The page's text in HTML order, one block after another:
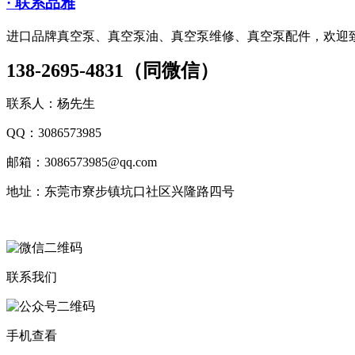
进口品牌真空泵、真空泵油、真空泵维修、真空泵配件，欢迎
138-2695-4831（同微信）
联系人：杨先生
QQ：3086573985
邮箱：3086573985@qq.com
地址：东莞市寮步镇坑口社区兴隆路四号
联系我们
手机查看